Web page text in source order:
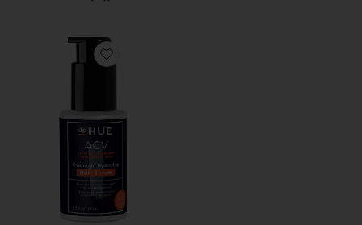
Favorite SUERO HIDRATANTE NOCTURNO DE